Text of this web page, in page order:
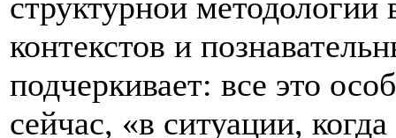
структурной методологии
контекстов и
подчеркивает: все это
сейчас, «в ситуации,